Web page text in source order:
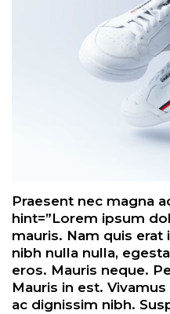
Praesent nec magna
hint=”Lorem ipsum
mauris. Nam quis
nibh nulla nulla,
eros. Mauris neque.
Mauris in est.
ac dignissim nibh.